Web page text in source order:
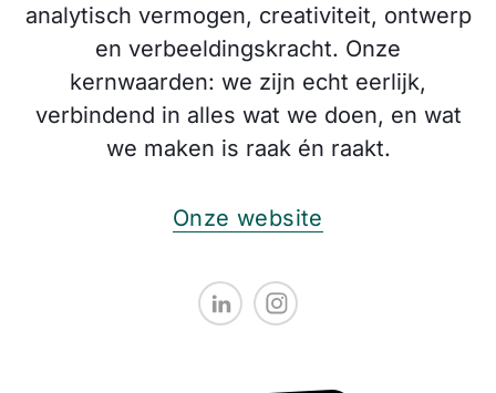
analytisch vermogen, creativiteit, ontwerp
en verbeeldingskracht. Onze
kernwaarden: we zijn echt eerlijk,
verbindend in alles wat we doen, en wat
we maken is raak én raakt.
Onze website